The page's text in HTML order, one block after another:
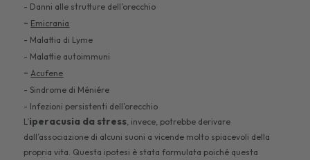
- Danni alle strutture dell’orecchio
- Emicrania
- Malattia di Lyme
- Malattie autoimmuni
-Acufene
- Sindrome di Méniére
- Infezioni persistenti dell’orecchio
L’iperacusia da stress, invece, potrebbe derivare
dall’associazione di alcuni suoni a vicende molto spiacevoli della
propria vita. Questa ipotesi è stata formulata poiché questa